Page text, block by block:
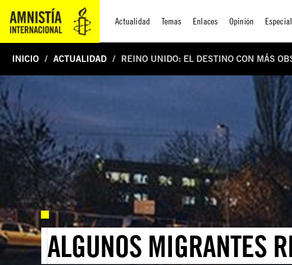
Actualidad Temas Enlaces Opinión
INICIO ACTUALIDAD REINO UNIDO: EL DESTINO CON MÁS
ALGUNOS MIGRANTES